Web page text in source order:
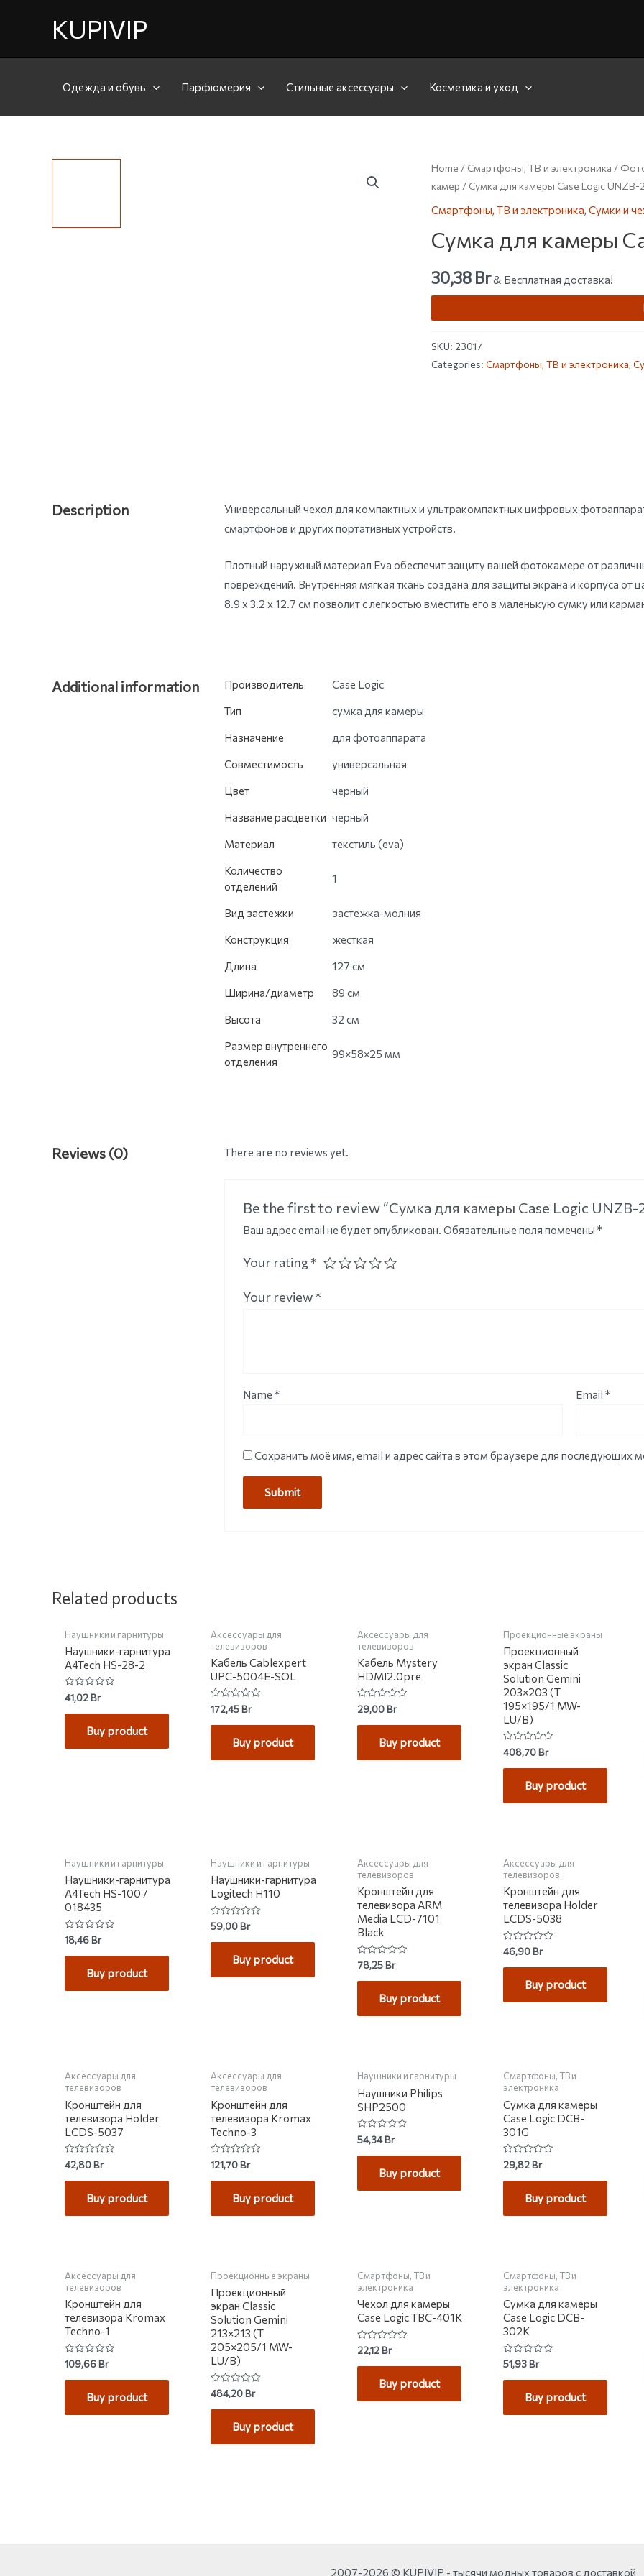
KUPIVIP
Одежда и обувь Парфюмерия Стильные аксессуары Косметика и уход
Home / Смартфоны, ТВ и электроника /
камер / Сумка для камеры Case Logic UNZB-
Смартфоны, ТВ и электроника, Сумки и
Сумка для камеры
30,38 Br& Бесплатная доставка!
SKU: 23017
Categories: Смартфоны, ТВ и электроника,
Description
Универсальный чехол для компактных и ультракомпактных цифровых
смартфонов и других портативных устройств.
Плотный наружный материал Eva обеспечит защиту вашей фотокамере от
повреждений. Внутренняя мягкая ткань создана для защиты экрана и корпуса от
8.9 х 3.2 х 12.7 см позволит с легкостью вместить его в маленькую сумку или
Additional information Производитель Case Logic
Тип сумка для камеры
Назначение для фотоаппарата
Совместимость универсальная
Цвет черный
Название расцветки черный
Материал текстиль (eva)
Количество
отделений
1
Вид застежки застежка-молния
Конструкция жесткая
Длина 127 см
Ширина/диаметр 89 см
Высота 32 см
Размер внутреннего
отделения
99×58×25 мм
Reviews (0) There are no reviews yet.
Be the first to review “Сумка для камеры Case Logic UNZB-
Ваш адрес email не будет опубликован. Обязательные поля помечены*
Your rating*
Your review*
Name* Email*
Сохранить моё имя, email и адрес сайта в этом браузере для последующих
Related products
Наушники и гарнитуры
Наушники-гарнитура
A4Tech HS-28-2
Rated
0
out
41,02Br
Buy product
Аксессуары для
телевизоров
Кабель Cablexpert
UPC-5004E-SOL
Rated
0
out
172,45Br
Buy product
Аксессуары для
телевизоров
Кабель Mystery
HDMI2.0pre
Rated
0
out
29,00Br
Buy product
Проекционные экраны
Проекционный
экран Classic
Solution Gemini
203×203 (T
195×195/1 MW-
LU/B)
Rated
0
out
408,70Br
Buy product
Наушники и гарнитуры
Наушники-гарнитура
A4Tech HS-100 /
018435
Rated
0
out
18,46Br
Buy product
Наушники и гарнитуры
Наушники-гарнитура
Logitech H110
Rated
0
out
59,00Br
Buy product
Аксессуары для
телевизоров
Кронштейн для
телевизора ARM
Media LCD-7101
Black
Rated
0
out
78,25Br
Buy product
Аксессуары для
телевизоров
Кронштейн для
телевизора Holder
LCDS-5038
Rated
0
out
46,90Br
Buy product
Аксессуары для
телевизоров
Кронштейн для
телевизора Holder
LCDS-5037
Rated
0
out
42,80Br
Buy product
Аксессуары для
телевизоров
Кронштейн для
телевизора Kromax
Techno-3
Rated
0
out
121,70Br
Buy product
Наушники и гарнитуры
Наушники Philips
SHP2500
Rated
0
out
54,34Br
Buy product
Смартфоны, ТВ и
электроника
Сумка для камеры
Case Logic DCB-
301G
Rated
0
out
29,82Br
Buy product
Аксессуары для
телевизоров
Кронштейн для
телевизора Kromax
Techno-1
Rated
0
out
109,66Br
Buy product
Проекционные экраны
Проекционный
экран Classic
Solution Gemini
213×213 (T
205×205/1 MW-
LU/B)
Rated
0
out
484,20Br
Buy product
Смартфоны, ТВ и
электроника
Чехол для камеры
Case Logic TBC-401K
Rated
0
out
22,12Br
Buy product
Смартфоны, ТВ и
электроника
Сумка для камеры
Case Logic DCB-
302K
Rated
0
out
51,93Br
Buy product
2007-2026 © KUPIVIP - тысячи модных товаров с доставкой